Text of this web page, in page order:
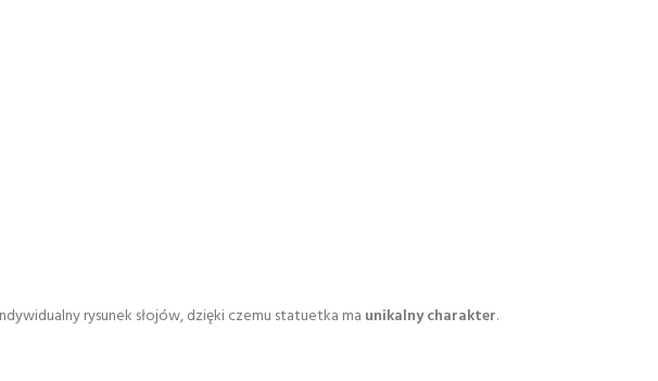
rysunek słojów, dzięki czemu statuetka ma unikalny charakter.